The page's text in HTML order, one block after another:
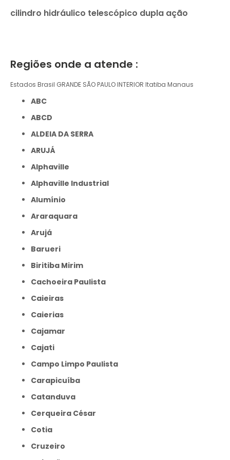
cilindro hidráulico telescópico dupla ação
Regiões onde a atende :
Estados Brasil GRANDE SÃO PAULO INTERIOR Itatiba Manaus
ABC
ABCD
ALDEIA DA SERRA
ARUJÁ
Alphaville
Alphaville Industrial
Alumínio
Araraquara
Arujá
Barueri
Biritiba Mirim
Cachoeira Paulista
Caieiras
Caierias
Cajamar
Cajati
Campo Limpo Paulista
Carapicuíba
Catanduva
Cerqueira César
Cotia
Cruzeiro